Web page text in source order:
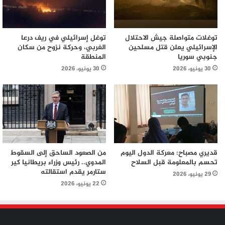
توغلات متواصلة جيش الاحتلال
الإسرائيلي يعلن قتل مسلحين
جنوبي سوريا
30 يونيو، 2026
توغل إسرائيلي في ريف درعا
الغربي، وحركة نزوح من سكان
المنطقة
30 يونيو، 2026
قديري مصباح: معركة الدول اليوم
تحسم بالمعلومة قبل السلاح
29 يونيو، 2026
من الصعود الساحق إلى السقوط
المدوي.. رئيس وزراء بريطانيا كير
ستارمر يقدم استقالته
22 يونيو، 2026